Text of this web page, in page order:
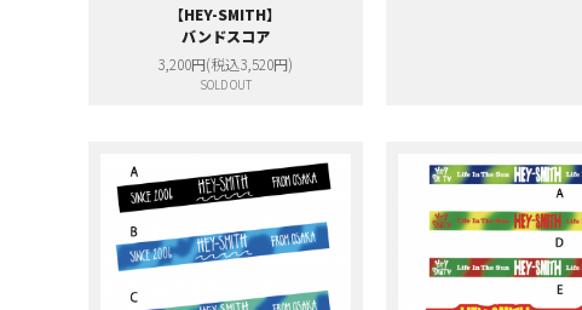
【HEY-SMITH】
バンドスコア
3,200円(税込3,520円)
SOLD OUT